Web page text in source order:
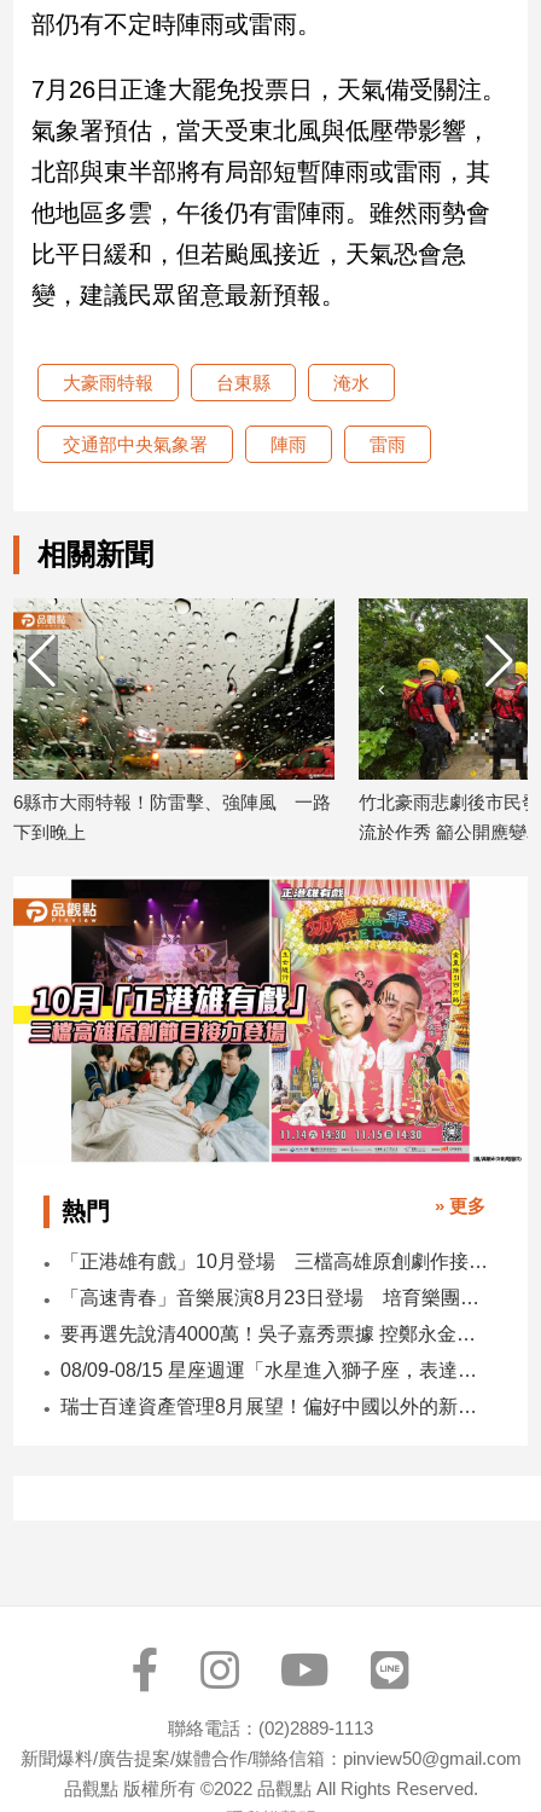
追
生
活
建
築/
室
內
美
食
命
理
消
費
健
康/
親
子/
感
情
藝
文
電
影
推
物
Pet
影
投
部仍有不定時陣雨或雷雨。
7月26日正逢大罷免投票日，天氣備受關注。
氣象署預估，當天受東北風與低壓帶影響，
北部與東半部將有局部短暫陣雨或雷雨，其
他地區多雲，午後仍有雷陣雨。雖然雨勢會
比平日緩和，但若颱風接近，天氣恐會急
變，建議民眾留意最新預報。
大豪雨特報 台東縣 淹水
交通部中央氣象署 陣雨 雷雨
相關新聞
市大雨特報！防雷擊、強陣風 一路
晚上
竹北豪雨悲劇後市民發聲
流於作秀 籲公開應變真相
熱門 » 更多
「正港雄有戲」10月登場 三檔高雄原創劇作接力演出
「高速青春」音樂展演8月23日登場 培育樂團發表新作接力開唱
要再選先說清4000萬！吳子嘉秀票據 控鄭永金為鄭朝方2018選縣長籌錢至今未還
08/09-08/15 星座週運「水星進入獅子座，表達力、自信與創意提升」
瑞士百達資產管理8月展望！偏好中國以外的新興市場 看好這些產業
聯絡電話：(02)2889-1113
新聞爆料/廣告提案/媒體合作/聯絡信箱：pinview50@gmail.com
品觀點 版權所有 ©2022 品觀點 All Rights Reserved.